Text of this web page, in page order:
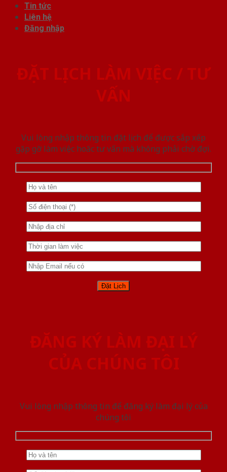
Tin tức
Liên hệ
Đăng nhập
ĐẶT LỊCH LÀM VIỆC / TƯ
VẤN
Vui lòng nhập thông tin đặt lịch để được sắp xếp
gặp gỡ làm việc hoăc tư vấn mà không phải chờ đợi.
ĐĂNG KÝ LÀM ĐẠI LÝ
CỦA CHÚNG TÔI
Vui lòng nhập thông tin để đăng ký làm đại lý của
chúng tôi